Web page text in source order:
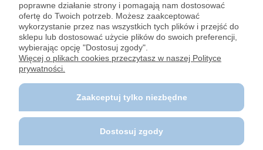
Dostawy i płatności
Moje konto
O firmie
Polecane strony
poprawne działanie strony i pomagają nam dostosować
ofertę do Twoich potrzeb. Możesz zaakceptować
wykorzystanie przez nas wszystkich tych plików i przejść do
sklepu lub dostosować użycie plików do swoich preferencji,
wybierając opcję "Dostosuj zgody".
Więcej o plikach cookies przeczytasz w naszej Polityce
prywatności.
Zaakceptuj tylko niezbędne
Dostosuj zgody